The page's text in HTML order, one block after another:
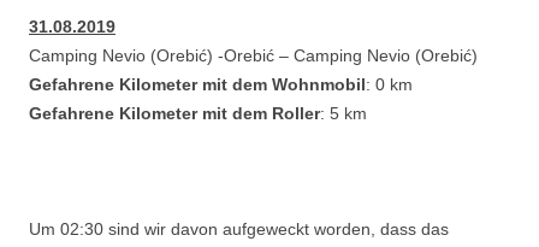
31.08.2019
Camping Nevio (Orebić) -Orebić – Camping Nevio (Orebić)
Gefahrene Kilometer mit dem Wohnmobil: 0 km
Gefahrene Kilometer mit dem Roller: 5 km
Um 02:30 sind wir davon aufgeweckt worden, dass das